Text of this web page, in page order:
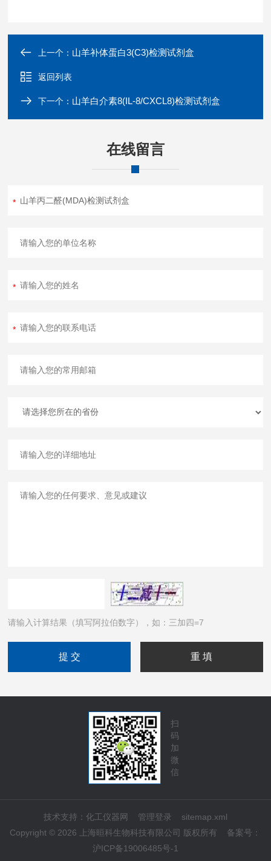
上一个： 山羊补体蛋白3(C3)检测试剂盒
返回列表
下一个： 山羊白介素8(IL-8/CXCL8)检测试剂盒
在线留言
请输入计算结果（填写阿拉伯数字），如：三加四=7
扫
码
加
微
信
技术支持： 化工仪器网 管理登录
sitemap.xml
Copyright © 2026 上海晅科生物科技有限公司 版权所有 备案号：
沪ICP备19006485号-1